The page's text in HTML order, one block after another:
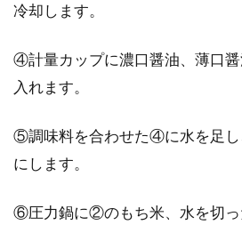
冷却します。
④計量カップに濃口醤油、薄口
入れます。
⑤調味料を合わせた④に水を足し
にします。
⑥圧力鍋に②のもち米、水を切